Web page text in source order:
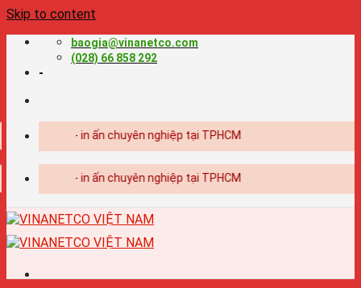
Skip to content
baogia@vinanetco.com
(028) 66 858 292
-
kế - in ấn chuyên nghiệp tại TPHCM
kế - in ấn chuyên nghiệp tại TPHCM